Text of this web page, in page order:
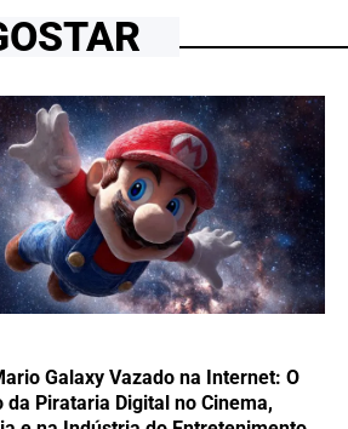
Galaxy Vazado na Internet: O
da Pirataria Digital no Cinema,